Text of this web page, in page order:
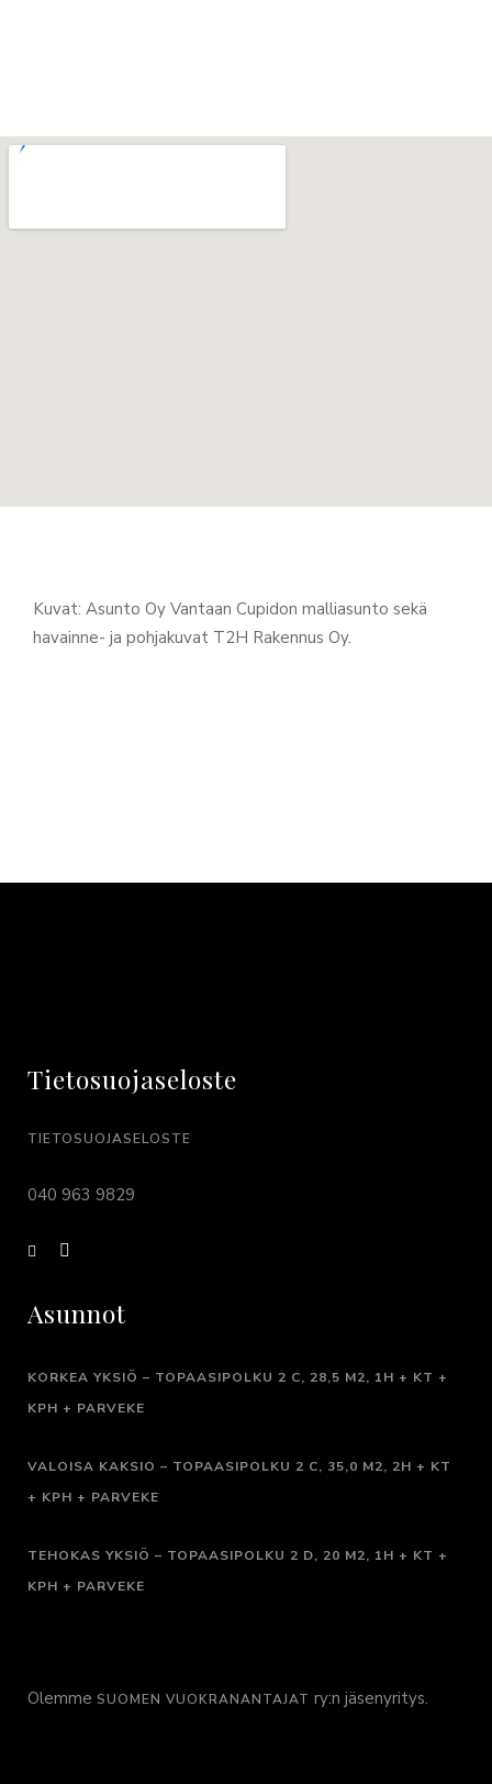
Kuvat: Asunto Oy Vantaan Cupidon malliasunto sekä
havainne- ja pohjakuvat T2H Rakennus Oy.
Tietosuojaseloste
TIETOSUOJASELOSTE
040 963 9829
Asunnot
KORKEA YKSIÖ – TOPAASIPOLKU 2 C, 28,5 M2, 1H + KT +
KPH + PARVEKE
VALOISA KAKSIO – TOPAASIPOLKU 2 C, 35,0 M2, 2H + KT
+ KPH + PARVEKE
TEHOKAS YKSIÖ – TOPAASIPOLKU 2 D, 20 M2, 1H + KT +
KPH + PARVEKE
Olemme SUOMEN VUOKRANANTAJAT ry:n jäsenyritys.